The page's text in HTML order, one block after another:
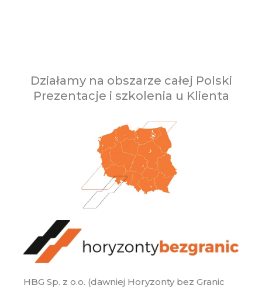
Działamy na obszarze całej Polski
Prezentacje i szkolenia u Klienta
HBG Sp. z o.o. (dawniej Horyzonty bez Granic